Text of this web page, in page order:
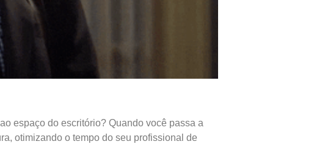
espaço do escritório? Quando você passa a
otimizando o tempo do seu profissional de